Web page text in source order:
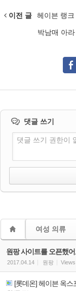
이전 글 헤이븐 랭
박남매 아
댓글 쓰기
댓글 쓰기 권한이
여성 의류
원팡 사이트를 오픈했
2017.04.14
원팡 Views
[롯데온] 헤이븐 옥스